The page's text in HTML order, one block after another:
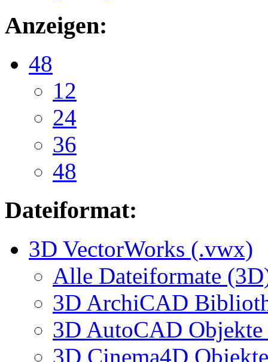
Anzeigen:
48
12
24
36
48
Dateiformat:
3D VectorWorks (.vwx)
Alle Dateiformate
3D ArchiCAD
3D AutoCAD
3D Cinema4D